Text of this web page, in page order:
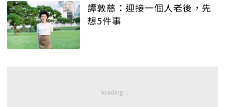
譚敦慈：迎接一個人老後，先
想5件事